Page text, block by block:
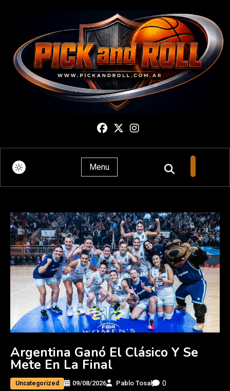
Pick And Roll
Menu
Argentina Ganó El Clásico Y Se
Mete En La Final
Uncategorized 09/08/2026 Pablo Tosal 0